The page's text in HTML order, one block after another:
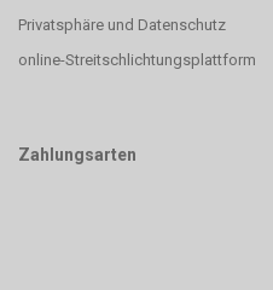
Privatsphäre und Datenschutz
online-Streitschlichtungsplattform
Zahlungsarten